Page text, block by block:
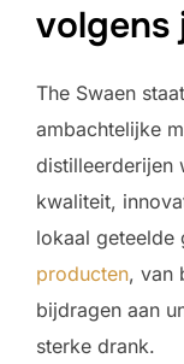
volgens
The Swaen
ambachtelijke
distilleerderijen
kwaliteit,
lokaal geteelde
producten, van
bijdragen aan
sterke drank.